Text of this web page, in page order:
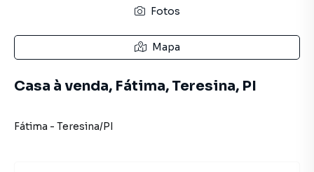
Fotos
Mapa
Casa à venda, Fátima, Teresina, PI
Fátima - Teresina/PI